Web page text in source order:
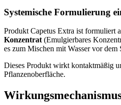
Systemische Formulierung
Produkt Capetus Extra ist formuliert
Konzentrat (Emulgierbares
es zum Mischen mit Wasser vor dem
Dieses Produkt wirkt kontaktmäßig
Pflanzenoberfläche.